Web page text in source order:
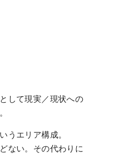
して現実／現状への
エリア構成。
ない。その代わりに